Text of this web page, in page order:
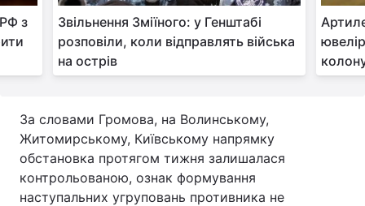
Тема оформлення
з
Звільнення Зміїного: у Генштабі
розповіли, коли відправлять війська
на острів
За словами Громова, на Волинському,
Житомирському, Київському напрямку
обстановка протягом тижня залишалася
контрольованою, ознак формування
наступальних угруповань противника не